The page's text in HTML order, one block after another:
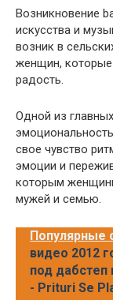
Возникновение
искусства и
возник в
женщин, которые
радость.
Одной из
свое чувство
эмоции и
которым
мужей и семью.
Популярные
видео 2012
под дабстеп
- Prituri Se